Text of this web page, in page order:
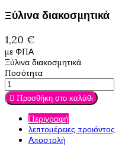
Ξύλινα διακοσμητικά
1,20 €
με ΦΠΑ
Ξύλινα διακοσμητικά
Ποσότητα
 Προσθήκη στο καλάθι
Περιγραφή
λεπτομέρειες προιόντος
Αποστολή